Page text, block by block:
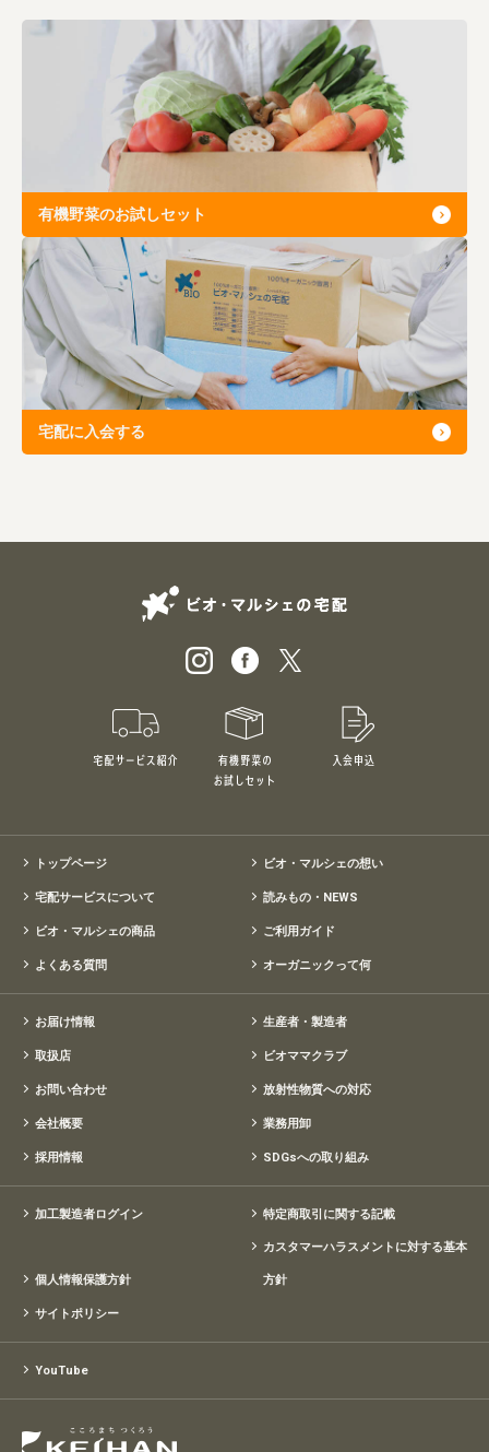
有機野菜のお試しセット
宅配に入会する
宅配サービス紹介 有機野菜のお試しセット
トップページ ビオ・マルシェの想い
宅配サービスについて 読みもの・NEWS
ビオ・マルシェの商品 ご利用ガイド
よくある質問 オーガニックって何
お届け情報 生産者・製造者
取扱店 ビオママクラブ
お問い合わせ 放射性物質への対応
会社概要 業務用卸
採用情報 SDGsへの取り組み
加工製造者ログイン 特定商取引に関する記載
個人情報保護方針
カスタマーハラスメントに対する基本
方針
サイトポリシー
YouTube